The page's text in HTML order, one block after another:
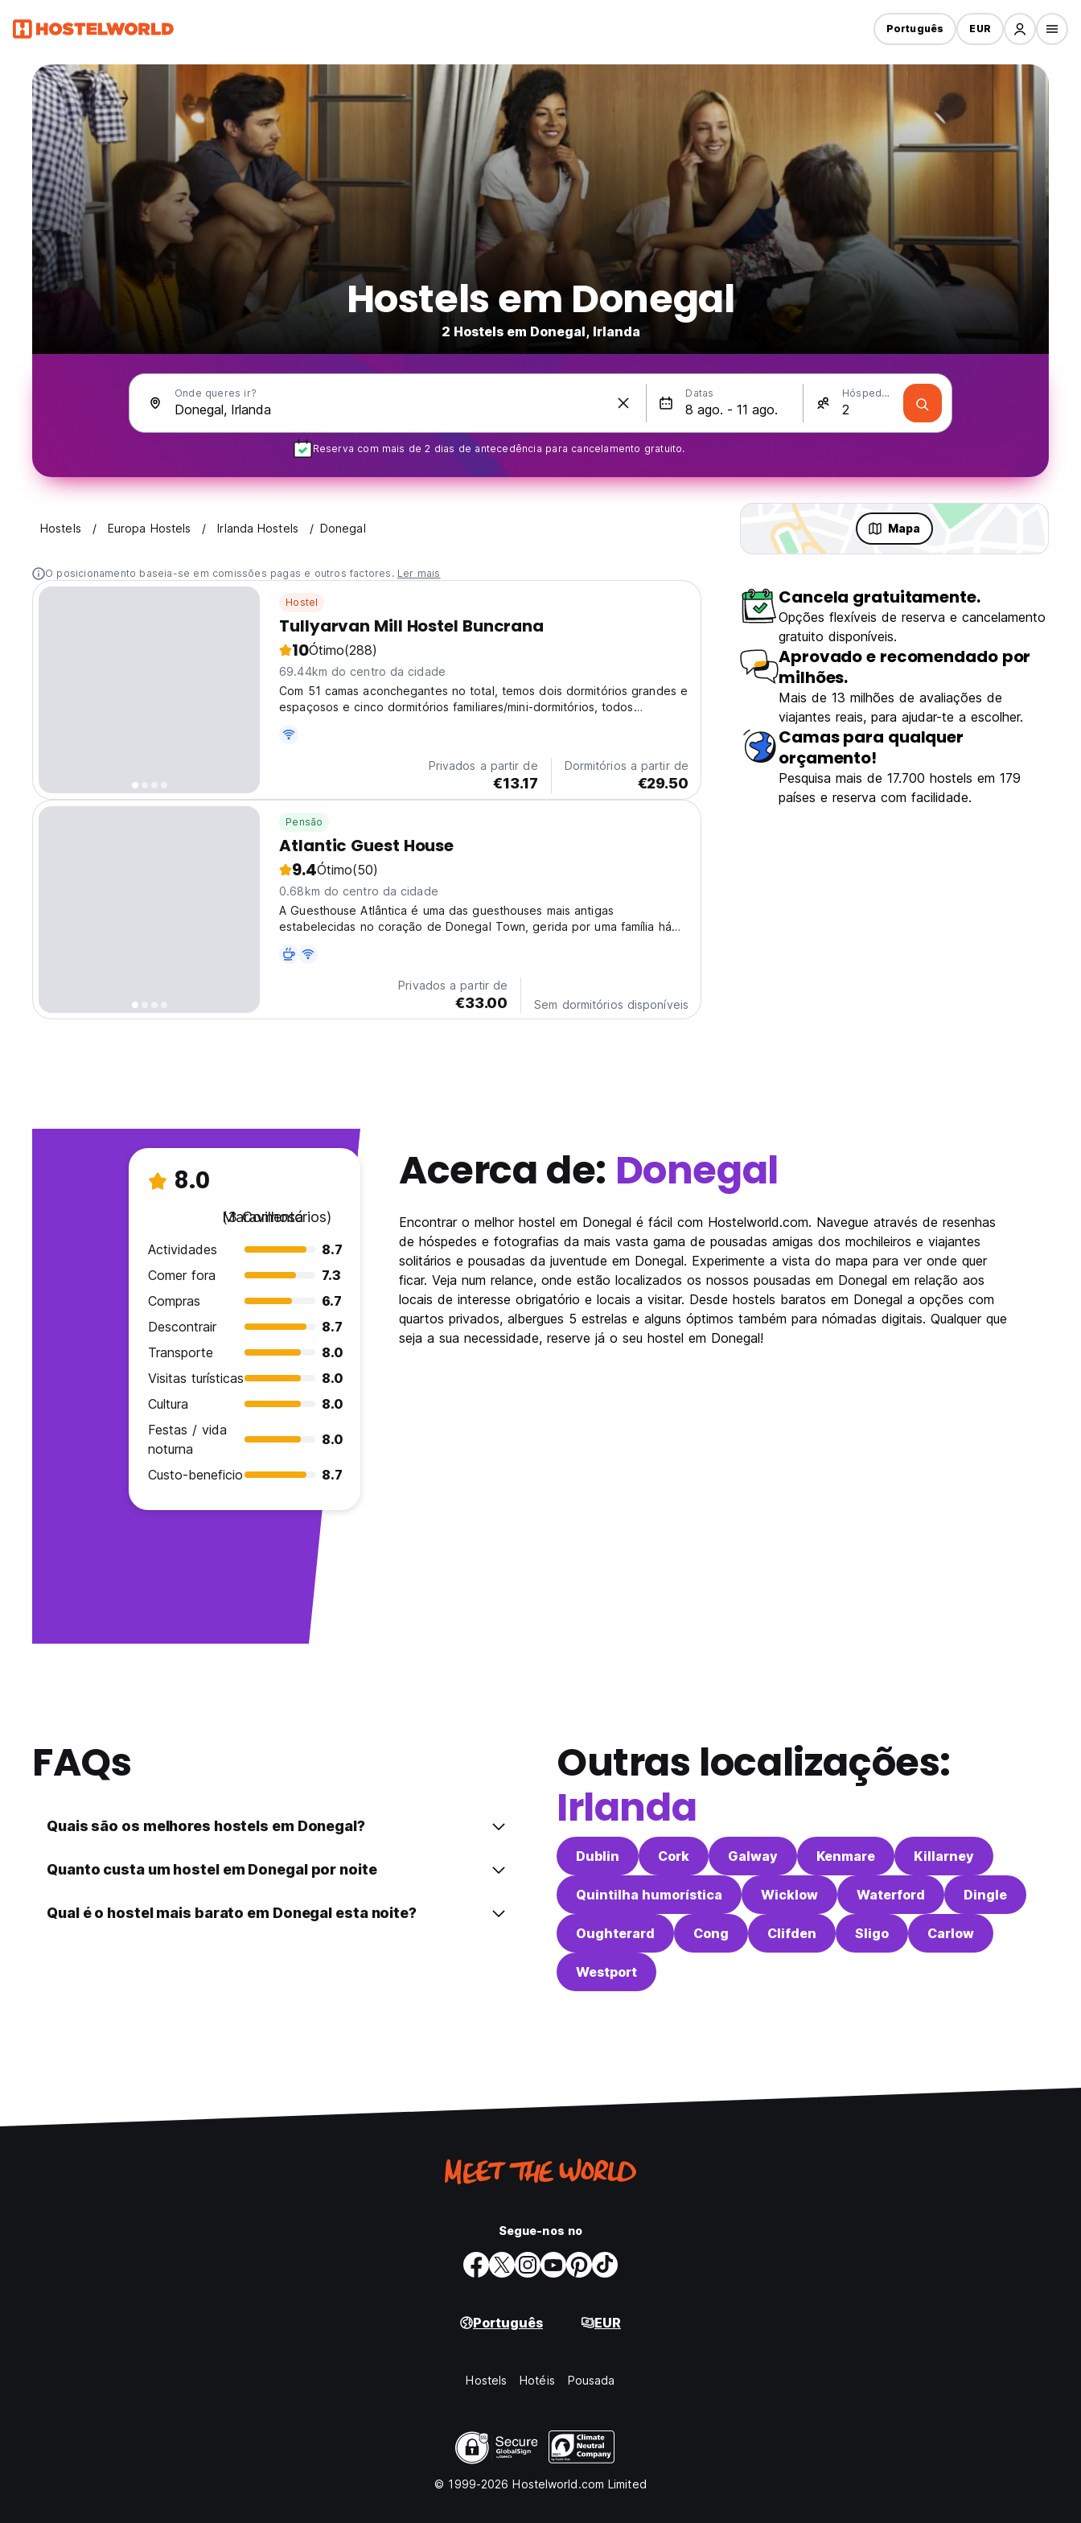
Português EUR
Hostels em Donegal
2 Hostels em Donegal, Irlanda
Onde queres ir? Datas Hóspedes
Reserva com mais de 2 dias de antecedência para cancelamento gratuito.
Hostels Europa Hostels Irlanda Hostels Donegal Mapa
O posicionamento baseia-se em comissões pagas e outros factores. Ler mais
Hostel
Tullyarvan Mill Hostel Buncrana
10Ótimo(288)
69.44km do centro da cidade
Com 51 camas aconchegantes no total, temos dois dormitórios grandes e
espaçosos e cinco dormitórios familiares/mini-dormitórios, todos
Privados a partir de
€13.17
Dormitórios a partir de
€29.50
Pensão
Atlantic Guest House
9.4Ótimo(50)
0.68km do centro da cidade
A Guesthouse Atlântica é uma das guesthouses mais antigas
estabelecidas no coração de Donegal Town, gerida por uma família há
ano.
Privados a partir de
€33.00 Sem dormitórios disponíveis
Cancela gratuitamente.
Opções flexíveis de reserva e cancelamento
gratuito disponíveis.
Aprovado e recomendado por
milhões.
Mais de 13 milhões de avaliações de
viajantes reais, para ajudar-te a escolher.
Camas para qualquer
orçamento!
Pesquisa mais de 17.700 hostels em 179
países e reserva com facilidade.
8.0
Maravilhoso
(3 Comentários)
Actividades
8.7
Comer fora
7.3
Compras
6.7
Descontrair
8.7
Transporte
8.0
Visitas turísticas
8.0
Cultura
8.0
Festas / vida
noturna
8.0
Custo-beneficio 8.7
Acerca de: Donegal
Encontrar o melhor hostel em Donegal é fácil com Hostelworld.com. Navegue através de resenhas
de hóspedes e fotografias da mais vasta gama de pousadas amigas dos mochileiros e viajantes
solitários e pousadas da juventude em Donegal. Experimente a vista do mapa para ver onde quer
ficar. Veja num relance, onde estão localizados os nossos pousadas em Donegal em relação aos
locais de interesse obrigatório e locais a visitar. Desde hostels baratos em Donegal a opções com
quartos privados, albergues 5 estrelas e alguns óptimos também para nómadas digitais. Qualquer que
seja a sua necessidade, reserve já o seu hostel em Donegal!
FAQs
Quais são os melhores hostels em Donegal?
Quanto custa um hostel em Donegal por noite
Qual é o hostel mais barato em Donegal esta noite?
Outras localizações:
Irlanda
Dublin Cork Galway Kenmare Killarney
Quintilha humorística Wicklow Waterford Dingle
Oughterard Cong Clifden Sligo Carlow
Westport
Segue-nos no
Português EUR
Hostels Hotéis Pousada
© 1999-2026 Hostelworld.com Limited